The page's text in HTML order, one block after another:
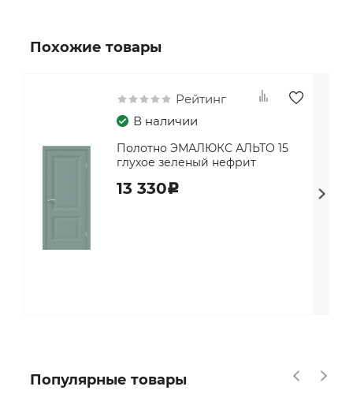
Похожие товары
Рейтинг
В наличии
Полотно ЭМАЛЮКС АЛЬТО 15
глухое зеленый нефрит
13 330c
Популярные товары